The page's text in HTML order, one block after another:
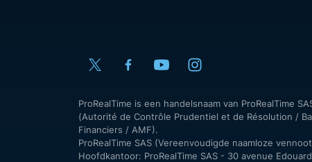
ProRealTime is een handelsnaam van ProRealTime
(Autorité de Contrôle Prudentiel et de Résolution /
Financiers / AMF).
ProRealTime SAS (Vereenvoudigde naamloze
Hoofdkantoor: ProRealTime SAS - 30 avenue